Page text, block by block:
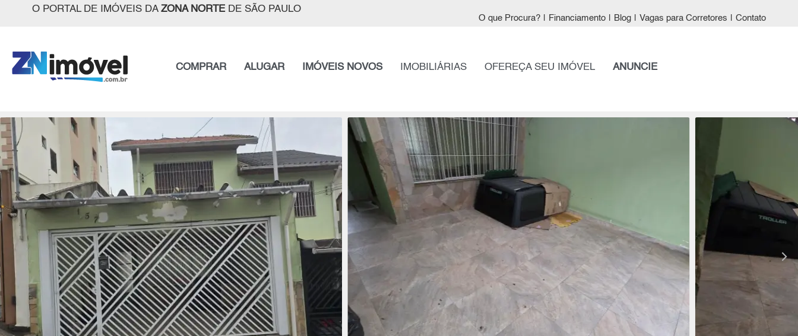
O PORTAL DE IMÓVEIS DA ZONA NORTEDE SÃO PAULO
O que Procura? Financiamento Blog Vagas para Corretores Contato
COMPRAR ALUGAR IMÓVEIS NOVOS IMOBILIÁRIAS OFEREÇA SEU IMÓVEL ANUNCIE